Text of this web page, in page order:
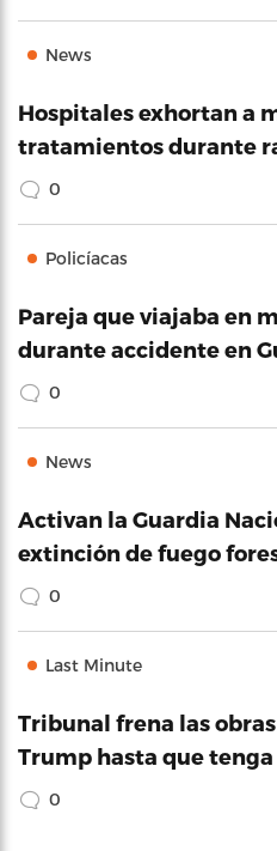
News
Hospitales exhortan a
tratamientos durante
0
Policíacas
Pareja que viajaba en
durante accidente en
0
News
Activan la Guardia
extinción de fuego
0
Last Minute
Tribunal frena las
Trump hasta que
0